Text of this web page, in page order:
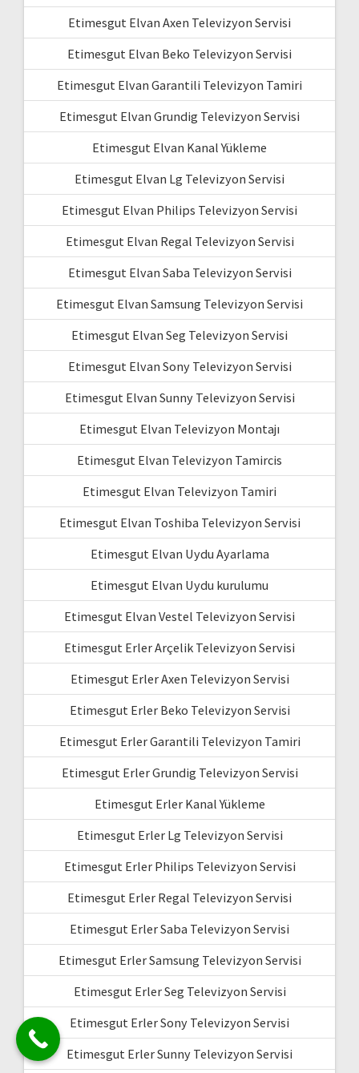
Etimesgut Elvan Axen Televizyon Servisi
Etimesgut Elvan Beko Televizyon Servisi
Etimesgut Elvan Garantili Televizyon Tamiri
Etimesgut Elvan Grundig Televizyon Servisi
Etimesgut Elvan Kanal Yükleme
Etimesgut Elvan Lg Televizyon Servisi
Etimesgut Elvan Philips Televizyon Servisi
Etimesgut Elvan Regal Televizyon Servisi
Etimesgut Elvan Saba Televizyon Servisi
Etimesgut Elvan Samsung Televizyon Servisi
Etimesgut Elvan Seg Televizyon Servisi
Etimesgut Elvan Sony Televizyon Servisi
Etimesgut Elvan Sunny Televizyon Servisi
Etimesgut Elvan Televizyon Montajı
Etimesgut Elvan Televizyon Tamircis
Etimesgut Elvan Televizyon Tamiri
Etimesgut Elvan Toshiba Televizyon Servisi
Etimesgut Elvan Uydu Ayarlama
Etimesgut Elvan Uydu kurulumu
Etimesgut Elvan Vestel Televizyon Servisi
Etimesgut Erler Arçelik Televizyon Servisi
Etimesgut Erler Axen Televizyon Servisi
Etimesgut Erler Beko Televizyon Servisi
Etimesgut Erler Garantili Televizyon Tamiri
Etimesgut Erler Grundig Televizyon Servisi
Etimesgut Erler Kanal Yükleme
Etimesgut Erler Lg Televizyon Servisi
Etimesgut Erler Philips Televizyon Servisi
Etimesgut Erler Regal Televizyon Servisi
Etimesgut Erler Saba Televizyon Servisi
Etimesgut Erler Samsung Televizyon Servisi
Etimesgut Erler Seg Televizyon Servisi
Etimesgut Erler Sony Televizyon Servisi
Etimesgut Erler Sunny Televizyon Servisi